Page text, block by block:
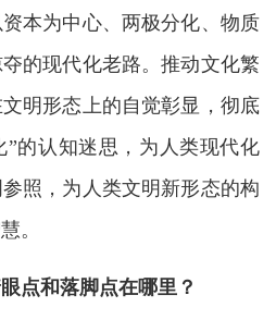
本为中心、两极分化、物质
的现代化老路。推动文化繁
明形态上的自觉彰显，彻底
”的认知迷思，为人类现代化
照，为人类文明新形态的构
。
点和落脚点在哪里？